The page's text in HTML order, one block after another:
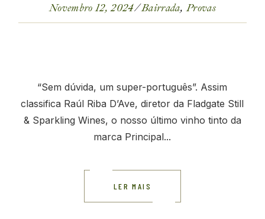
Novembro 12, 2024 Bairrada Provas
“Sem dúvida, um super-português”. Assim
classifica Raúl Riba D’Ave, diretor da Fladgate Still
& Sparkling Wines, o nosso último vinho tinto da
marca Principal...
LER MAIS